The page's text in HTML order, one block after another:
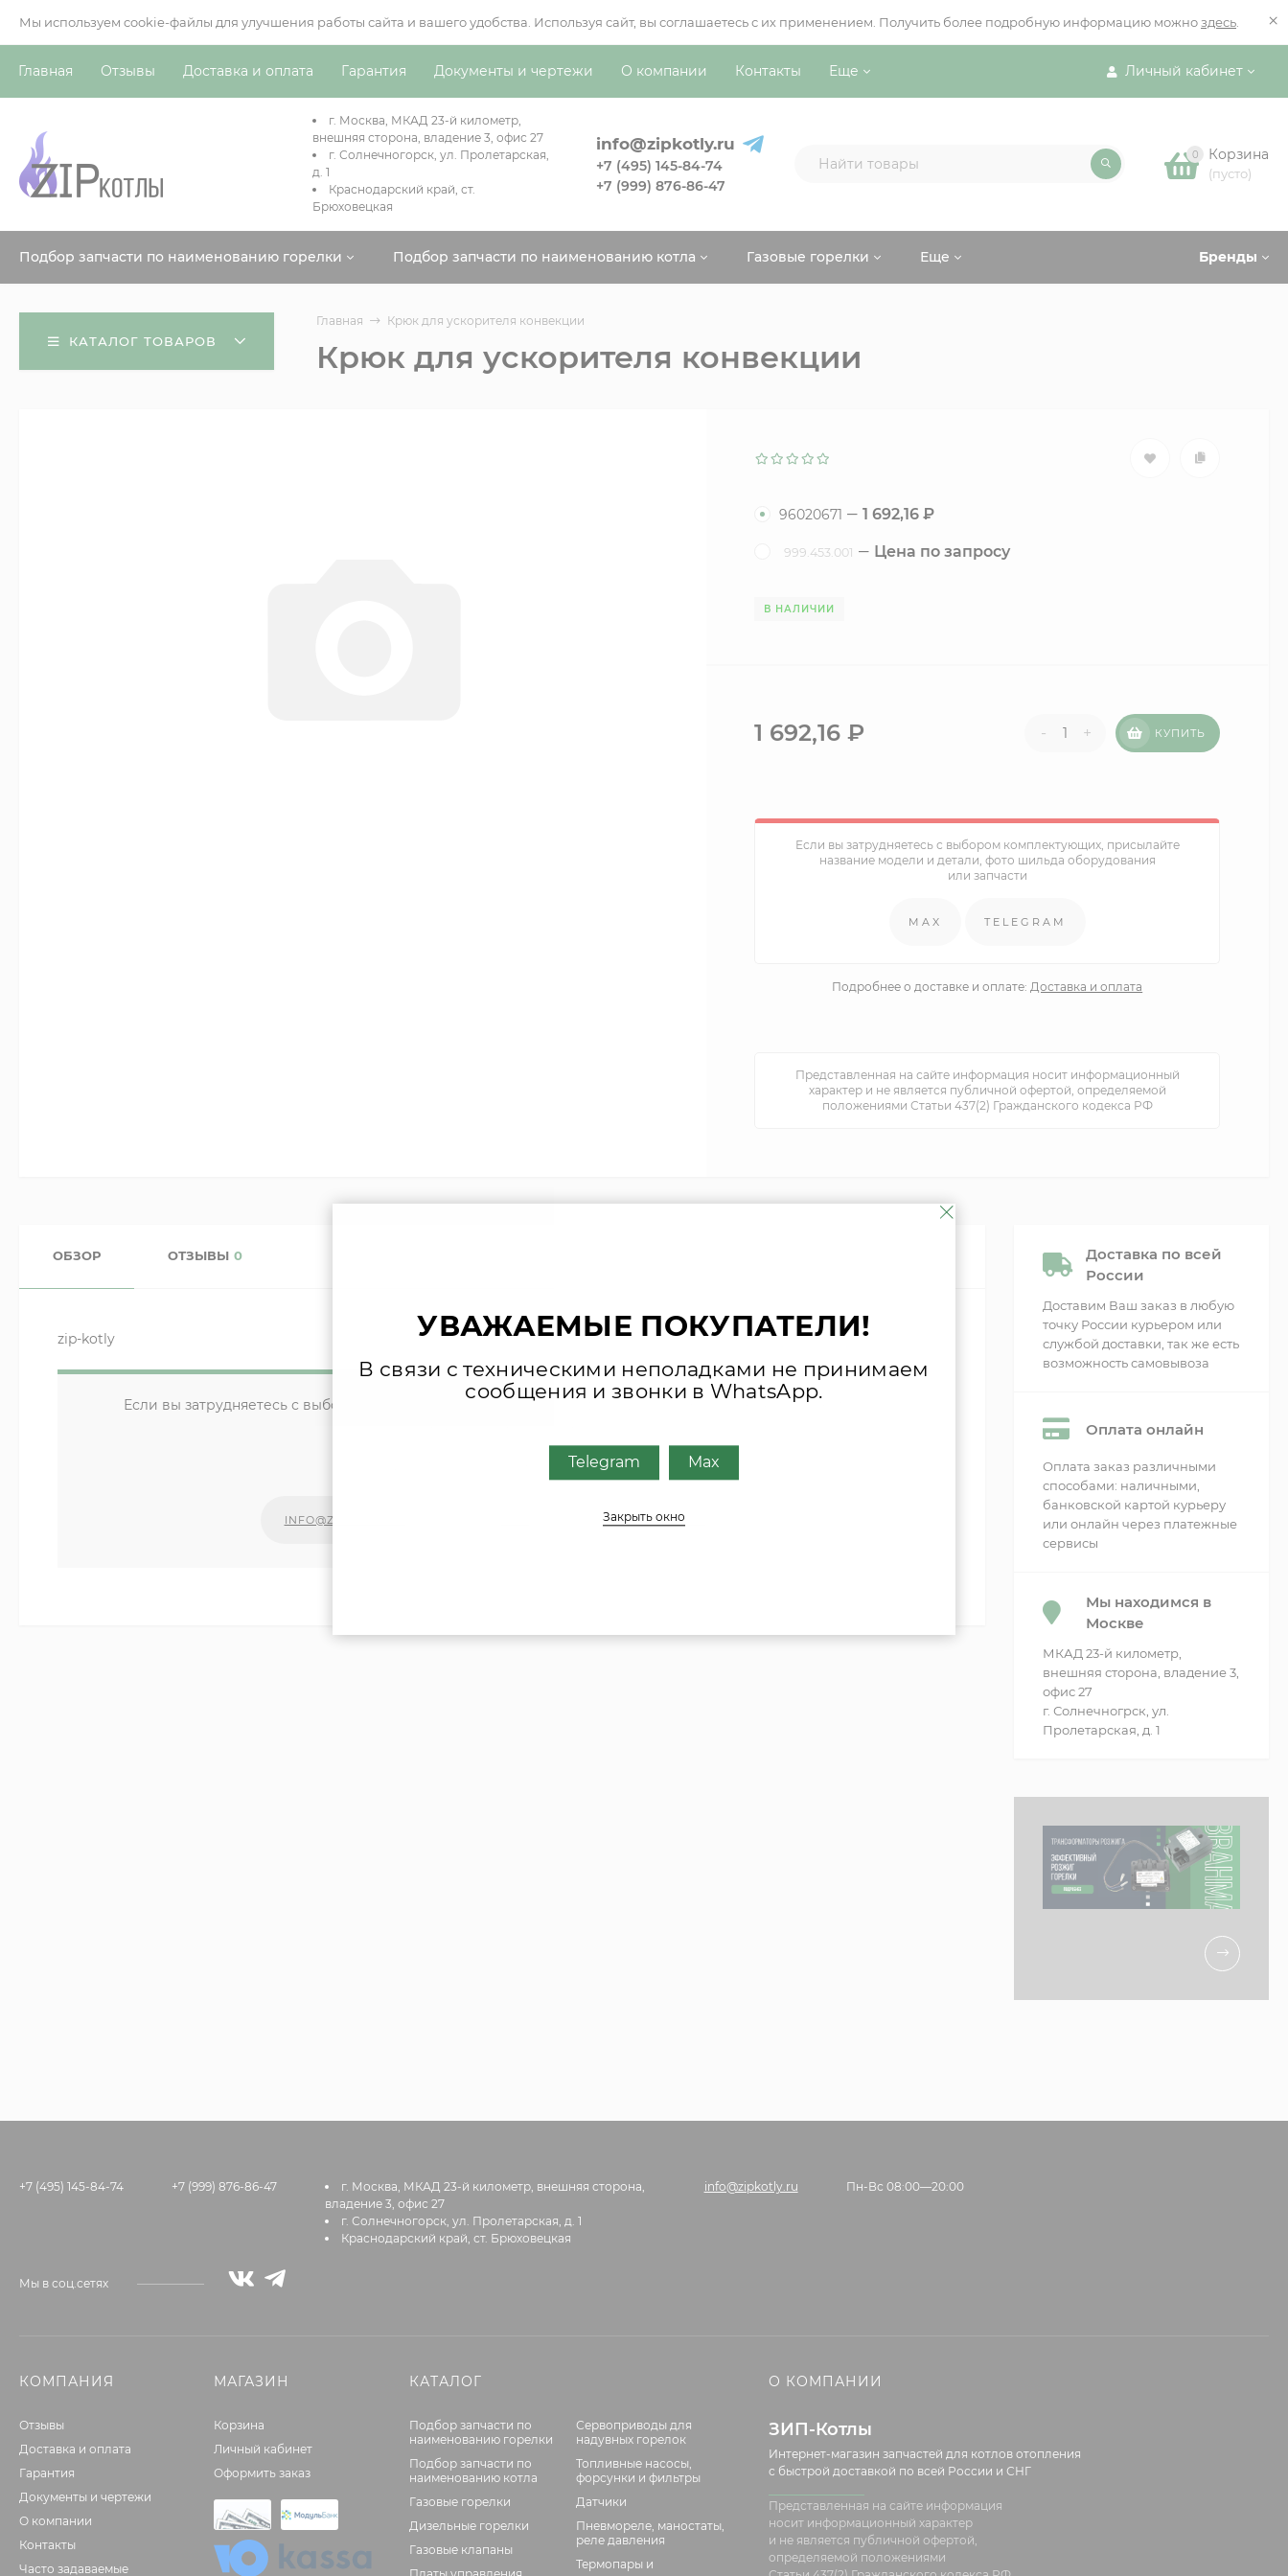
Мы используем cookie-файлы для улучшения работы сайта и вашего удобства. Используя сайт, вы соглашаетесь с их применением. Получить более подробную информацию можно здесь ×
Личный кабинет
Главная Отзывы Доставка и оплата Гарантия Документы и чертежи О компании Контакты Еще
г. Москва, МКАД 23-й километр,
внешняя сторона, владение 3, офис 27
г. Солнечногорск, ул. Пролетарская,
д. 1
Краснодарский край, ст.
Брюховецкая
info@zipkotly.ru
+7 (495) 145-84-74
+7 (999) 876-86-47
0 Корзина
(пусто)
Бренды
Подбор запчасти по наименованию горелки Подбор запчасти по наименованию котла Газовые горелки Еще
КАТАЛОГ ТОВАРОВ
Главная Крюк для ускорителя конвекции
Крюк для ускорителя конвекции
96020671 1 692,16₽
999.453.001 Цена по запросу
В НАЛИЧИИ
1 692,16₽ - + КУПИТЬ
Если вы затрудняетесь с выбором комплектующих, присылайте
название модели и детали, фото шильда оборудования
или запчасти
MAX TELEGRAM
Подробнее о доставке и оплате:Доставка и оплата
Представленная на сайте информация носит информационный
характер и не является публичной офертой, определяемой
положениями Статьи 437(2) Гражданского кодекса РФ
ОБЗОР ОТЗЫВЫ 0
zip-kotly
Если вы затрудняетесь с выбором комплектующих, присылайте фото шильда оборудования или запчасти
Наши специалисты свяжутся с Вами.
INFO@ZIPKOTLY.RU TELEGRAM
Доставка по всей
России
Доставим Ваш заказ в любую
точку России курьером или
службой доставки, так же есть
возможность самовывоза
Оплата онлайн
Оплата заказ различными
способами: наличными,
банковской картой курьеру
или онлайн через платежные
сервисы
Мы находимся в
Москве
МКАД 23-й километр,
внешняя сторона, владение 3,
офис 27
г. Солнечногрск, ул.
Пролетарская, д. 1
+7 (495) 145-84-74 +7 (999) 876-86-47
г. Москва, МКАД 23-й километр, внешняя сторона,
владение 3, офис 27
г. Солнечногорск, ул. Пролетарская, д. 1
Краснодарский край, ст. Брюховецкая
info@zipkotly.ru Пн-Вс 08:00—20:00
Мы в соц.сетях
КОМПАНИЯ
Отзывы
Доставка и оплата
Гарантия
Документы и чертежи
О компании
Контакты
Часто задаваемые
МАГАЗИН
Корзина
Личный кабинет
Оформить заказ
КАТАЛОГ
Подбор запчасти по
наименованию горелки
Подбор запчасти по
наименованию котла
Газовые горелки
Дизельные горелки
Газовые клапаны
Сервоприводы для
надувных горелок
Топливные насосы,
форсунки и фильтры
Датчики
Пневмореле, маностаты,
реле давления
Термопары и
О КОМПАНИИ
ЗИП-Котлы
Интернет-магазин запчастей для котлов отопления
с быстрой доставкой по всей России и СНГ
Представленная на сайте информация
носит информационный характер
и не является публичной офертой,
определяемой положениями
УВАЖАЕМЫЕ ПОКУПАТЕЛИ!
В связи с техническими неполадками не принимаем
сообщения и звонки в WhatsApp.
Telegram Max
Закрыть окно